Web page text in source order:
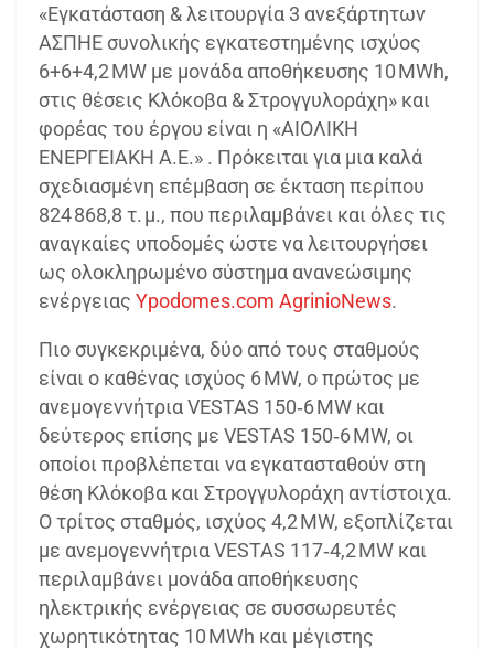
«Εγκατάσταση & λειτουργία 3 ανεξάρτητων
ΑΣΠΗΕ συνολικής εγκατεστημένης ισχύος
6+6+4,2 MW με μονάδα αποθήκευσης 10 MWh,
στις θέσεις Κλόκοβα & Στρογγυλοράχη» και
φορέας του έργου είναι η «ΑΙΟΛΙΚΗ
ΕΝΕΡΓΕΙΑΚΗ Α.Ε.» . Πρόκειται για μια καλά
σχεδιασμένη επέμβαση σε έκταση περίπου
824 868,8 τ. μ., που περιλαμβάνει και όλες τις
αναγκαίες υποδομές ώστε να λειτουργήσει
ως ολοκληρωμένο σύστημα ανανεώσιμης
ενέργειας Ypodomes.com AgrinioNews.
Πιο συγκεκριμένα, δύο από τους σταθμούς
είναι ο καθένας ισχύος 6 MW, ο πρώτος με
ανεμογεννήτρια VESTAS 150‑6 MW και
δεύτερος επίσης με VESTAS 150‑6 MW, οι
οποίοι προβλέπεται να εγκατασταθούν στη
θέση Κλόκοβα και Στρογγυλοράχη αντίστοιχα.
Ο τρίτος σταθμός, ισχύος 4,2 MW, εξοπλίζεται
με ανεμογεννήτρια VESTAS 117‑4,2 MW και
περιλαμβάνει μονάδα αποθήκευσης
ηλεκτρικής ενέργειας σε συσσωρευτές
χωρητικότητας 10 MWh και μέγιστης